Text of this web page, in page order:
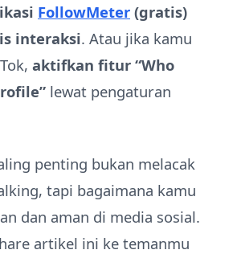
FollowMeter (gratis)
interaksi. Atau jika kamu
aktifkan fitur “Who
lewat pengaturan
penting bukan melacak
tapi bagaimana kamu
dan aman di media sosial.
artikel ini ke temanmu